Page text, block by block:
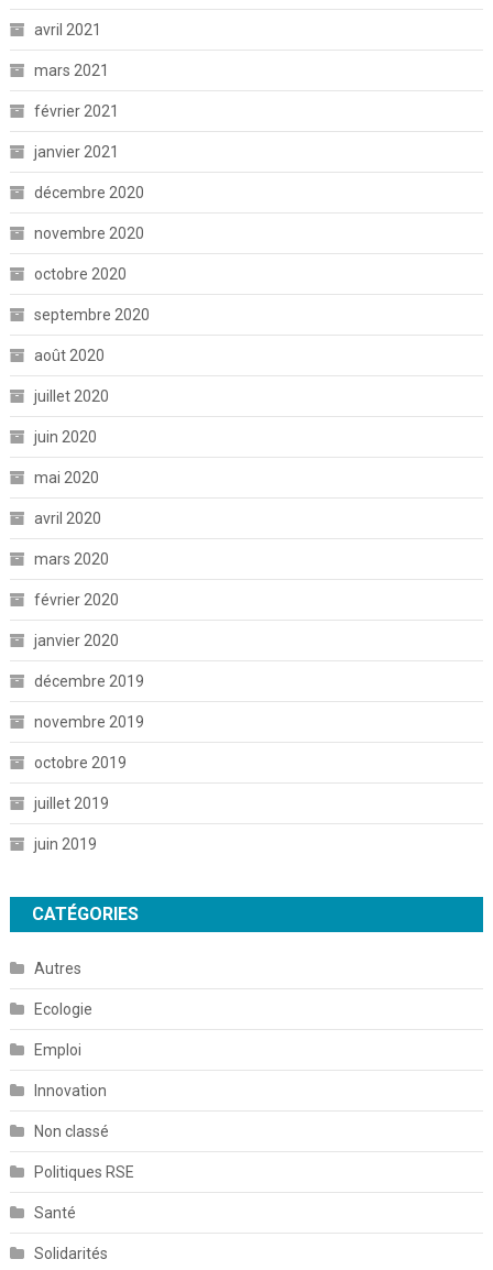
avril 2021
mars 2021
février 2021
janvier 2021
décembre 2020
novembre 2020
octobre 2020
septembre 2020
août 2020
juillet 2020
juin 2020
mai 2020
avril 2020
mars 2020
février 2020
janvier 2020
décembre 2019
novembre 2019
octobre 2019
juillet 2019
juin 2019
CATÉGORIES
Autres
Ecologie
Emploi
Innovation
Non classé
Politiques RSE
Santé
Solidarités